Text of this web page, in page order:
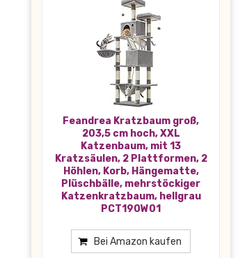
Feandrea Kratzbaum groß,
203,5 cm hoch, XXL
Katzenbaum, mit 13
Kratzsäulen, 2 Plattformen, 2
Höhlen, Korb, Hängematte,
Plüschbälle, mehrstöckiger
Katzenkratzbaum, hellgrau
PCT190W01
Bei Amazon kaufen